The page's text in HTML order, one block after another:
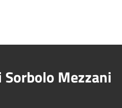
Sorbolo Mezzani